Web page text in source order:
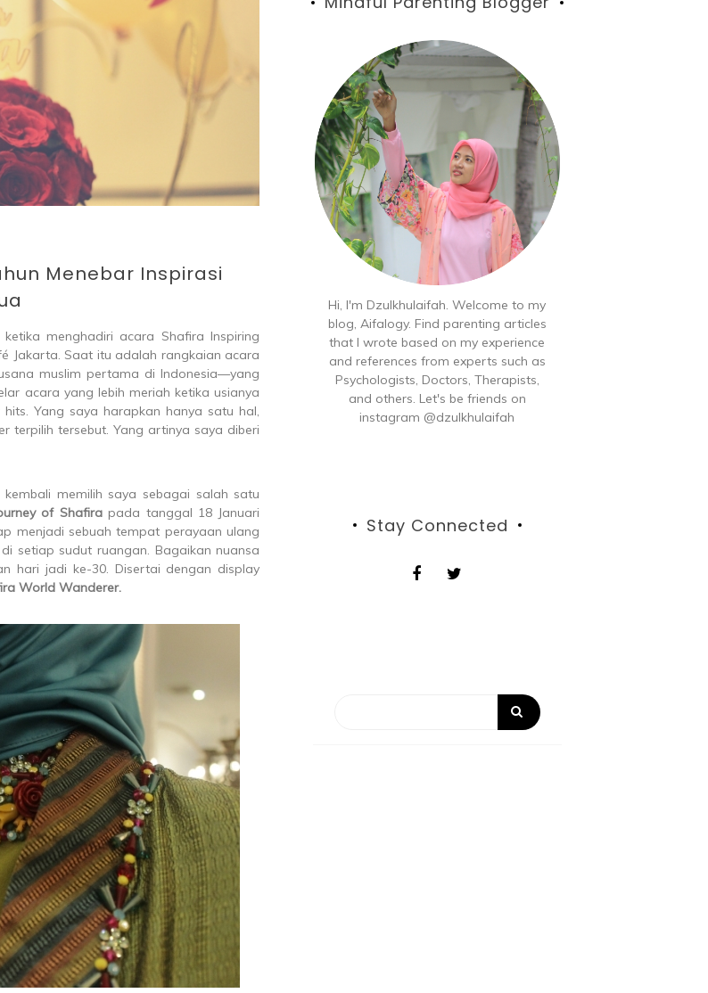
Menebar Inspirasi
menghadiri acara Shafira Inspiring
Jakarta. Saat itu adalah rangkaian acara
muslim pertama di Indonesia—yang
acara yang lebih meriah ketika usianya
Yang saya harapkan hanya satu hal,
terpilih tersebut. Yang artinya saya diberi
kembali memilih saya sebagai salah satu
of Shafirapada tanggal 18 Januari
menjadi sebuah tempat perayaan ulang
setiap sudut ruangan. Bagaikan nuansa
hari jadi ke-30. Disertai dengan display
World Wanderer.
Hi, I'm Dzulkhulaifah. Welcome to my
blog, Aifalogy. Find parenting articles
that I wrote based on my experience
and references from experts such as
Psychologists, Doctors, Therapists,
and others. Let's be friends on
instagram @dzulkhulaifah
Stay Connected